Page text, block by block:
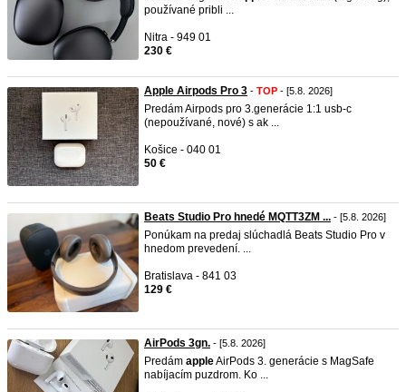
používané pribli ...
Nitra - 949 01
230 €
Apple Airpods Pro 3 - TOP - [5.8. 2026]
Predám Airpods pro 3.generácie 1:1 usb-c
(nepoužívané, nové) s ak ...
Košice - 040 01
50 €
Beats Studio Pro hnedé MQTT3ZM ... - [5.8. 2026]
Ponúkam na predaj slúchadlá Beats Studio Pro v
hnedom prevedení. ...
Bratislava - 841 03
129 €
AirPods 3gn. - [5.8. 2026]
Predám appleAirPods 3. generácie s MagSafe
nabíjacím puzdrom. Ko ...